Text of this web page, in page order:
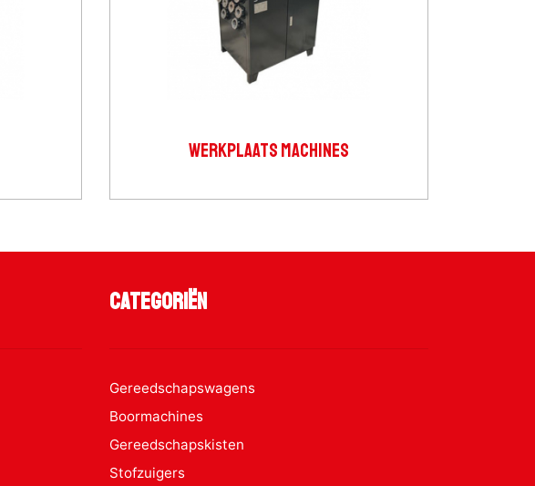
WERKPLAATS MACHINES
Categoriën
Gereedschapswagens
Boormachines
Gereedschapskisten
Stofzuigers